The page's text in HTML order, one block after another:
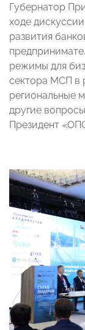
Губернатор
ходе
развития
режимы для
сектора МСП в
региональные
другие
Президент